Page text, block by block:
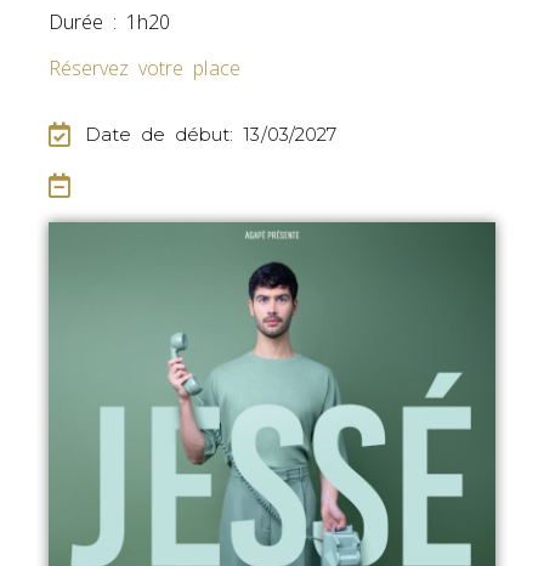
Durée : 1h20
Réservez votre place
Date de début: 13/03/2027